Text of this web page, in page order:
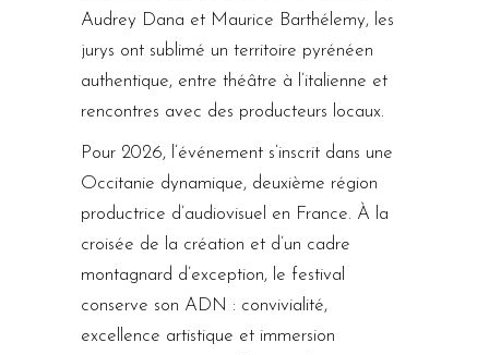
Audrey Dana et Maurice Barthélemy, les
jurys ont sublimé un territoire pyrénéen
authentique, entre théâtre à l’italienne et
rencontres avec des producteurs locaux.
Pour 2026, l’événement s’inscrit dans une
Occitanie dynamique, deuxième région
productrice d’audiovisuel en France. À la
croisée de la création et d’un cadre
montagnard d’exception, le festival
conserve son ADN : convivialité,
excellence artistique et immersion